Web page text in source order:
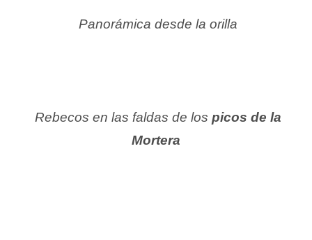
Panorámica desde la orilla
Rebecos en las faldas de los picos de la
Mortera